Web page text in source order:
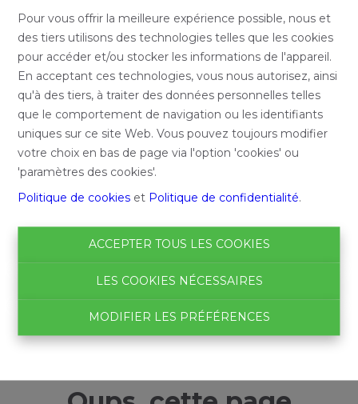
Pour vous offrir la meilleure expérience possible, nous et
des tiers utilisons des technologies telles que les cookies
pour accéder et/ou stocker les informations de l'appareil.
En acceptant ces technologies, vous nous autorisez, ainsi
qu'à des tiers, à traiter des données personnelles telles
que le comportement de navigation ou les identifiants
uniques sur ce site Web. Vous pouvez toujours modifier
votre choix en bas de page via l'option 'cookies' ou
'paramètres des cookies'.
Politique de cookies et Politique de confidentialité.
ACCEPTER TOUS LES COOKIES
LES COOKIES NÉCESSAIRES
MODIFIER LES PRÉFÉRENCES
Accueil